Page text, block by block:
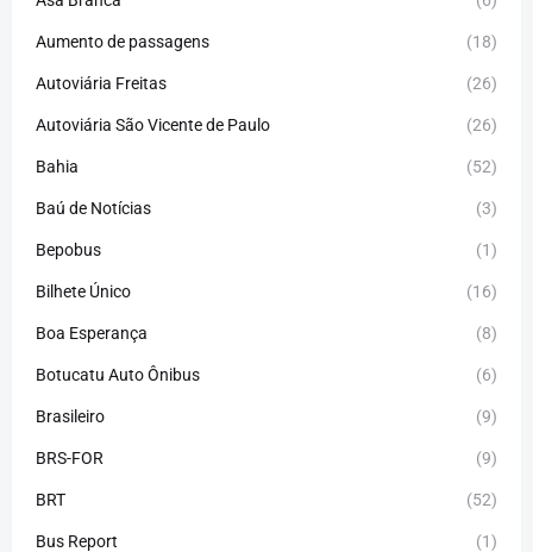
Aumento de passagens (18)
Autoviária Freitas (26)
Autoviária São Vicente de Paulo (26)
Bahia (52)
Baú de Notícias (3)
Bepobus (1)
Bilhete Único (16)
Boa Esperança (8)
Botucatu Auto Ônibus (6)
Brasileiro (9)
BRS-FOR (9)
BRT (52)
Bus Report (1)